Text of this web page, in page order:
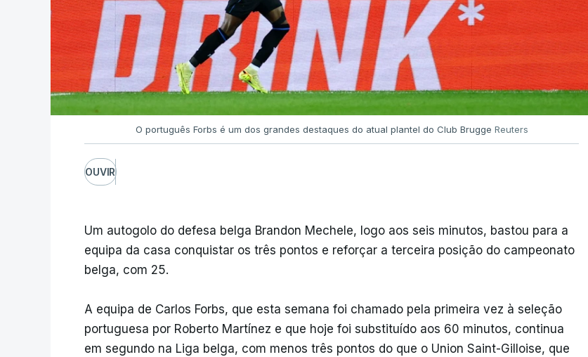
O português Forbs é um dos grandes destaques do atual plantel do Club Brugge Reuters
OUVIR
Um autogolo do defesa belga Brandon Mechele, logo aos seis minutos, bastou para a
equipa da casa conquistar os três pontos e reforçar a terceira posição do campeonato
belga, com 25.
A equipa de Carlos Forbs, que esta semana foi chamado pela primeira vez à seleção
portuguesa por Roberto Martínez e que hoje foi substituído aos 60 minutos, continua
em segundo na Liga belga, com menos três pontos do que o Union Saint-Gilloise, que